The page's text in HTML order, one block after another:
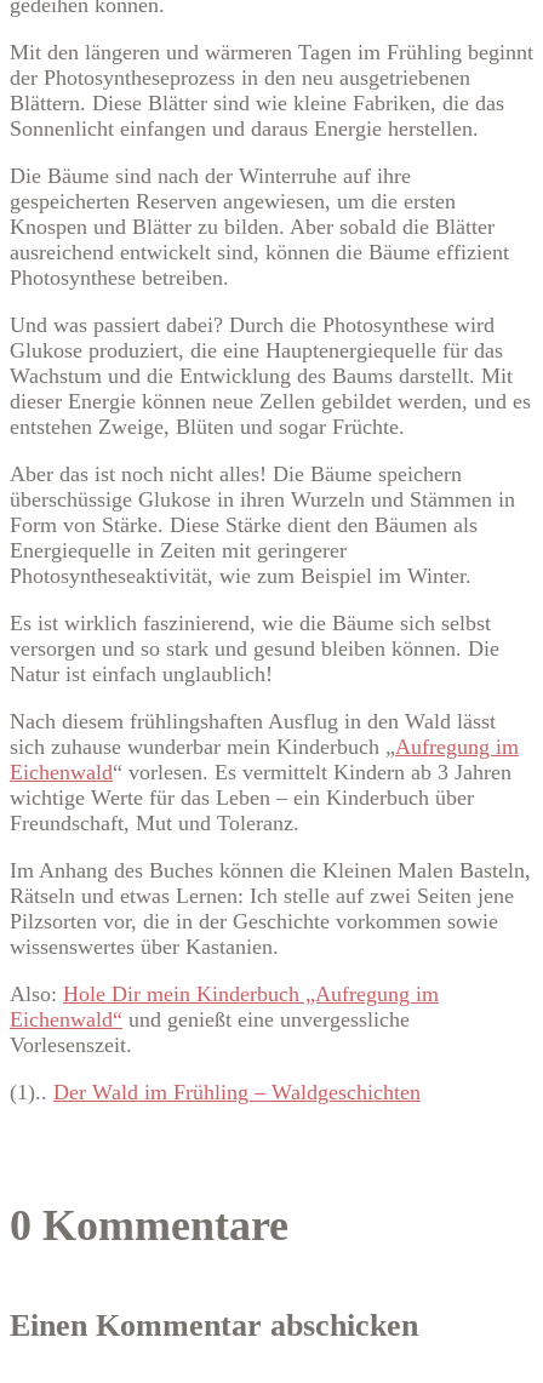
Mit den längeren und wärmeren Tagen im Frühling beginnt
der Photosyntheseprozess in den neu ausgetriebenen
Blättern. Diese Blätter sind wie kleine Fabriken, die das
Sonnenlicht einfangen und daraus Energie herstellen.
Die Bäume sind nach der Winterruhe auf ihre
gespeicherten Reserven angewiesen, um die ersten
Knospen und Blätter zu bilden. Aber sobald die Blätter
ausreichend entwickelt sind, können die Bäume effizient
Photosynthese betreiben.
Und was passiert dabei? Durch die Photosynthese wird
Glukose produziert, die eine Hauptenergiequelle für das
Wachstum und die Entwicklung des Baums darstellt. Mit
dieser Energie können neue Zellen gebildet werden, und es
entstehen Zweige, Blüten und sogar Früchte.
Aber das ist noch nicht alles! Die Bäume speichern
überschüssige Glukose in ihren Wurzeln und Stämmen in
Form von Stärke. Diese Stärke dient den Bäumen als
Energiequelle in Zeiten mit geringerer
Photosyntheseaktivität, wie zum Beispiel im Winter.
Es ist wirklich faszinierend, wie die Bäume sich selbst
versorgen und so stark und gesund bleiben können. Die
Natur ist einfach unglaublich!
Nach diesem frühlingshaften Ausflug in den Wald lässt
sich zuhause wunderbar mein Kinderbuch „Aufregung im
Eichenwald“ vorlesen. Es vermittelt Kindern ab 3 Jahren
wichtige Werte für das Leben – ein Kinderbuch über
Freundschaft, Mut und Toleranz.
Im Anhang des Buches können die Kleinen Malen Basteln,
Rätseln und etwas Lernen: Ich stelle auf zwei Seiten jene
Pilzsorten vor, die in der Geschichte vorkommen sowie
wissenswertes über Kastanien.
Also: Hole Dir mein Kinderbuch „Aufregung im
Eichenwald“ und genießt eine unvergessliche
Vorlesenszeit.
(1).. Der Wald im Frühling – Waldgeschichten
0 Kommentare
Einen Kommentar abschicken